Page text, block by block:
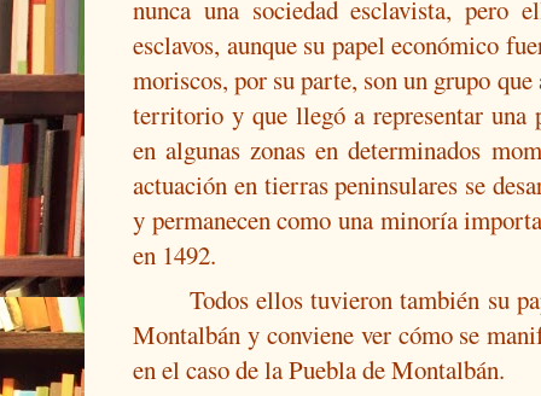
nunca una sociedad esclavista, pero
esclavos, aunque su papel económico
moriscos, por su parte, son un grupo
territorio y que llegó a representar
en algunas zonas en determinados
actuación en tierras peninsulares se
y permanecen como una minoría
en 1492.
Todos ellos tuvieron también su
Montalbán y conviene ver cómo se
en el caso de la Puebla de Montalbán.